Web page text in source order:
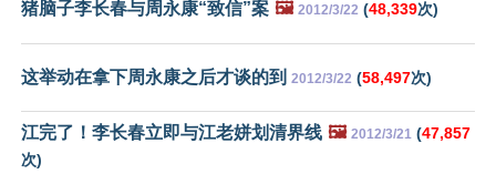
猪脑子李长春与周永康“致信”案 🖼️ 2012/3/22 (48,339次)
这举动在拿下周永康之后才谈的到 2012/3/22 (58,497次)
江完了！李长春立即与江老姘划清界线 🖼️ 2012/3/21 (47,857
次)